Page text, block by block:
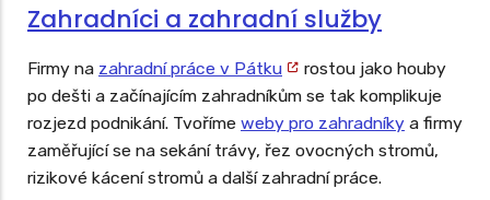
Zahradníci a zahradní služby
Firmy na zahradní práce v Pátku
rostou jako houby
po dešti a začínajícím zahradníkům se tak komplikuje
rozjezd podnikání. Tvoříme weby pro zahradníky a firmy
zaměřující se na sekání trávy, řez ovocných stromů,
rizikové kácení stromů a další zahradní práce.